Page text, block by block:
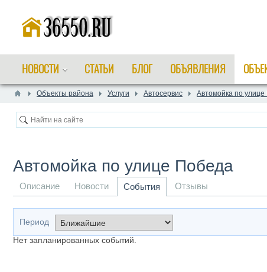
НОВОСТИ СТАТЬИ БЛОГ ОБЪЯВЛЕНИЯ
Объекты района Услуги Автосервис Автомойка по
Автомойка по улице Победа
Описание Новости События Отзывы
Период
Нет запланированных событий.